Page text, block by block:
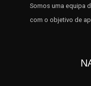
Somos uma equipa
com o objetivo de